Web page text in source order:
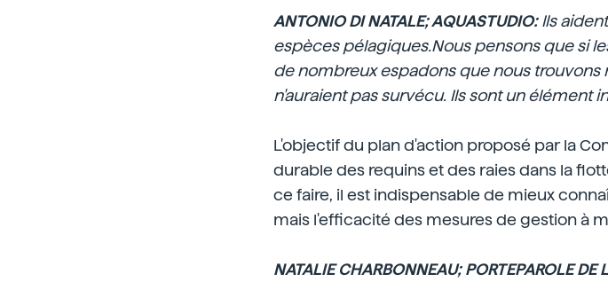
ANTONIO DI NATALE; AQUASTUDIO:Ils
espèces pélagiques.Nous pensons que si
de nombreux espadons que nous
n'auraient pas survécu. Ils sont un élément
L'objectif du plan d'action proposé par la
durable des requins et des raies dans la
ce faire, il est indispensable de mieux
mais l'efficacité des mesures de gestion à
NATALIE CHARBONNEAU; PORTEPAROLE